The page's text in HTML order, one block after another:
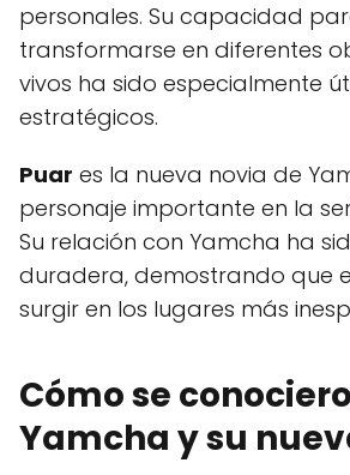
personales. Su capacidad
transformarse en diferentes
vivos ha sido especialmente
estratégicos.
Puar es la nueva novia de
personaje importante en la
Su relación con Yamcha ha
duradera, demostrando que
surgir en los lugares más
Cómo se
Yamcha y su